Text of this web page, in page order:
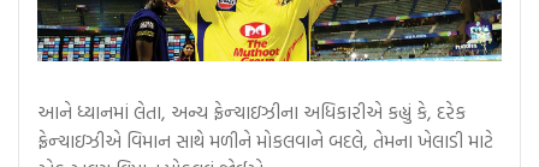
આને ધ્યાનમાં લેતા, અન્ય ફ્રેન્ચાઇઝીના અધિકારીએ કહ્યું કે, દરેક
ફ્રેન્ચાઇઝીએ વિમાન સાથે મળીને મોકલવાને બદલે, તેમના ખેલાડી માટે